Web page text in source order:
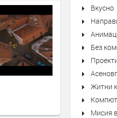
Новият
на 2019)
преди 7 години
Вкусно
Без
Житни
Мисия